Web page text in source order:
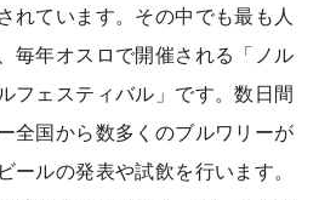
れています。その中でも最も人
毎年オスロで開催される「ノル
フェスティバル」です。数日間
全国から数多くのブルワリーが
ールの発表や試飲を行います。